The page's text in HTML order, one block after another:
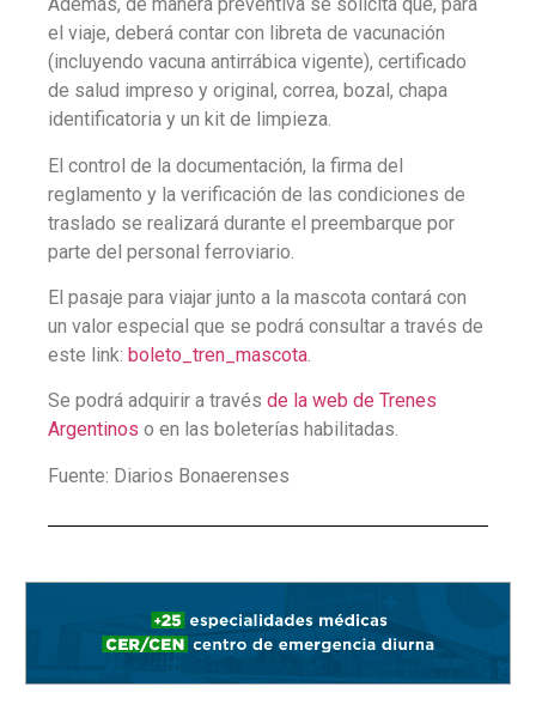
el viaje, deberá contar con libreta de vacunación
(incluyendo vacuna antirrábica vigente), certificado
de salud impreso y original, correa, bozal, chapa
identificatoria y un kit de limpieza.
El control de la documentación, la firma del
reglamento y la verificación de las condiciones de
traslado se realizará durante el preembarque por
parte del personal ferroviario.
El pasaje para viajar junto a la mascota contará con
un valor especial que se podrá consultar a través de
este link: boleto_tren_mascota.
Se podrá adquirir a través de la web de Trenes
Argentinos o en las boleterías habilitadas.
Fuente: Diarios Bonaerenses